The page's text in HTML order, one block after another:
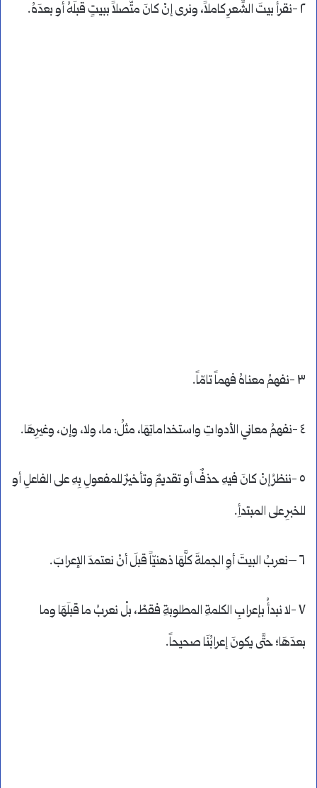
٢ -نقرأُ بيتَ الشِّعرِ كاملاً، ونرى إنْ كانَ متَّصلاً ببيتٍ قبلَهُ أو بعدَهُ.
٣ -نفهمُ معناهُ فهماً تامّاً.
٤ -نفهمُ معاني الأدواتِ واستخداماتِهَا، مثلُ: ما، ولا، وإن، وغيرِهَا.
٥ -ننظرُ إنْ كانَ فيهِ حذفٌ أو تقديمٌ وتأخيرٌ للمفعولِ بِهِ على الفاعلِ أو
للخبرِ على المبتدأِ.
٦ –نعربُ البيتَ أوِ الجملةَ كلَّهَا ذهنيّاً قبلَ أنْ نعتمدَ الإعرابَ.
٧ -لا نبدأُ بإعرابِ الكلمةِ المطلوبةِ فقطْ، بلْ نعربُ ما قبلَهَا وما
بعدَهَا؛ حتَّى يكونَ إعرابُنَا صحيحاً.